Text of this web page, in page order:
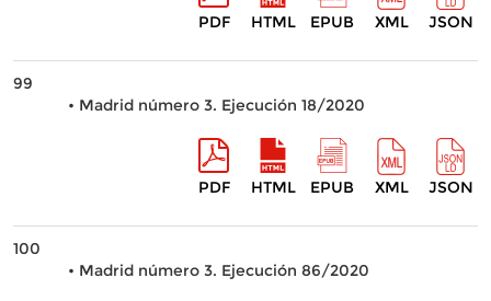
PDF HTML EPUB XML JSON
99
• Madrid número 3. Ejecución 18/2020
PDF HTML EPUB XML JSON
100
• Madrid número 3. Ejecución 86/2020